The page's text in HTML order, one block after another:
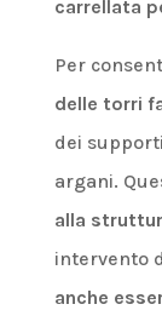
carrellata
Per
delle torri
dei
argani.
alla
intervento
anche